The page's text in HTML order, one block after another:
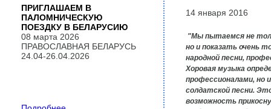
14 января 2016
"Мы пытаемся не
но и показать очень
народной песни,
Хоровая музыка
профессионалами, но
солдатской песни.
возможность
ПРИГЛАШАЕМ В
ПАЛОМНИЧЕСКУЮ
ПОЕЗДКУ В БЕЛАРУСИЮ
08 марта 2026
ПРАВОСЛАВНАЯ БЕЛАРУСЬ
24.04-26.04.2026